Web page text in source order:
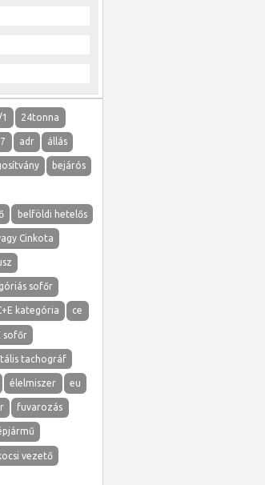
24tonna
7 adr állás
bejárós
belföldi hetelős
Cinkota
sofőr
kategória ce
sofőr
tachográf
élelmiszer eu
fuvarozás
vezető